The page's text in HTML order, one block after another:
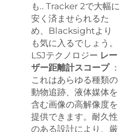
も.. Tracker 2で大幅に
安く済ませられるた
め、Blacksightより
も気に入るでしょう。
LSJテクノロジー レー
ザー距離計スコープ ：
これはあらゆる種類の
動物追跡、液体媒体を
含む画像の高解像度を
提供できます。耐久性
のある設計により、厳